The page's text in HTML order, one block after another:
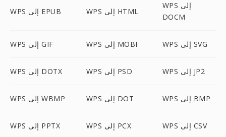
WPS إلى EPUB WPS إلى HTML
WPS إلى
DOCM
WPS إلى GIF WPS إلى MOBI WPS إلى SVG
WPS إلى DOTX WPS إلى PSD WPS إلى JP2
WPS إلى WBMP WPS إلى DOT WPS إلى BMP
WPS إلى PPTX WPS إلى PCX WPS إلى CSV